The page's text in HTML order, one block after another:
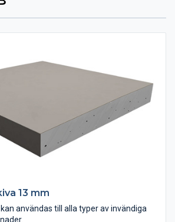
13 mm
användas till alla typer av invändiga